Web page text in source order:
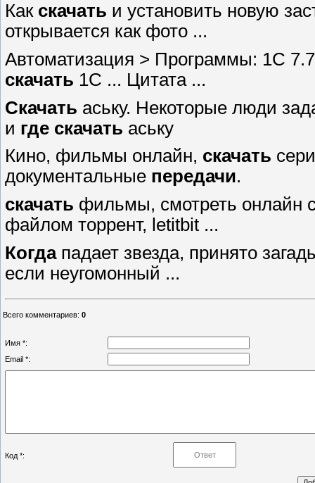
Как скачать и установить новую
открывается как фото ...
Автоматизация > Программы: 1C
скачать 1С ... Цитата ...
Скачать аську. Некоторые люди
и где скачать аську
Кино, фильмы онлайн, скачать
документальные передачи.
скачать фильмы, смотреть онлайн
файлом торрент, letitbit ...
Когдападает звезда, принято
если неугомонный ...
Всего комментариев: 0
Имя *:
Email *:
Код *: